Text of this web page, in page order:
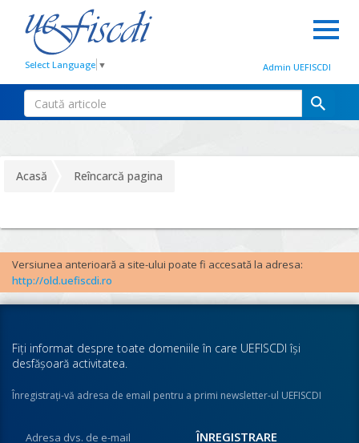
Select Language ▼ Admin UEFISCDI
Acasă Reîncarcă pagina
Versiunea anterioară a site-ului poate fi accesată la adresa:
http://old.uefiscdi.ro
Fiţi informat despre toate domeniile în care UEFISCDI îşi
desfăşoară activitatea.
Înregistraţi-vă adresa de email pentru a primi newsletter-ul UEFISCDI